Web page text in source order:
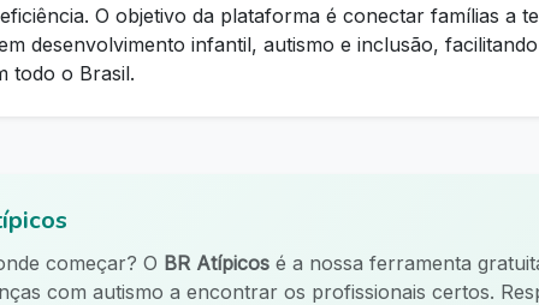
O objetivo da plataforma é conectar famílias a
desenvolvimento infantil, autismo e inclusão,
todo o Brasil.
começar? O BR Atípicos é a nossa ferramenta
com autismo a encontrar os profissionais certos.